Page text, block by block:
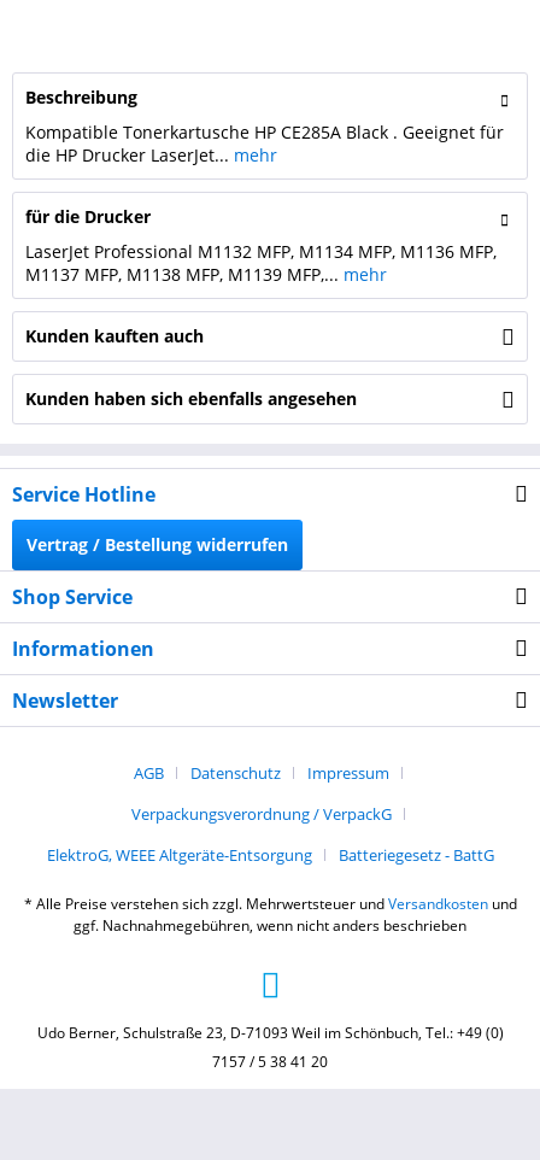
Beschreibung
Kompatible Tonerkartusche HP CE285A Black . Geeignet für
die HP Drucker LaserJet... mehr
für die Drucker
LaserJet Professional M1132 MFP, M1134 MFP, M1136 MFP,
M1137 MFP, M1138 MFP, M1139 MFP,... mehr
Kunden kauften auch
Kunden haben sich ebenfalls angesehen
Service Hotline
Vertrag / Bestellung widerrufen
Shop Service
Informationen
Newsletter
AGB Datenschutz
Impressum
Verpackungsverordnung / VerpackG
ElektroG, WEEE Altgeräte-Entsorgung
Batteriegesetz - BattG
* Alle Preise verstehen sich zzgl. Mehrwertsteuer undVersandkostenund
ggf. Nachnahmegebühren, wenn nicht anders beschrieben
Udo Berner, Schulstraße 23, D-71093 Weil im Schönbuch, Tel.: +49 (0)
7157 / 5 38 41 20